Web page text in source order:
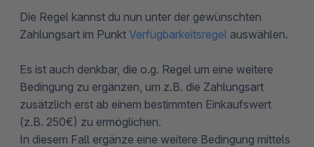
Die Regel kannst du nun unter der gewünschten
Zahlungsart im Punkt Verfügbarkeitsregel auswählen.
Es ist auch denkbar, die o.g. Regel um eine weitere
Bedingung zu ergänzen, um z.B. die Zahlungsart
zusätzlich erst ab einem bestimmten Einkaufswert
(z.B. 250€) zu ermöglichen.
In diesem Fall ergänze eine weitere Bedingung mittels